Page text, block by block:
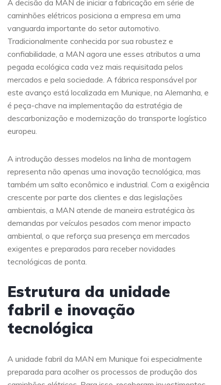
A decisão da MAN de iniciar a fabricação em série de
caminhões elétricos posiciona a empresa em uma
vanguarda importante do setor automotivo.
Tradicionalmente conhecida por sua robustez e
confiabilidade, a MAN agora une esses atributos a uma
pegada ecológica cada vez mais requisitada pelos
mercados e pela sociedade. A fábrica responsável por
este avanço está localizada em Munique, na Alemanha, e
é peça-chave na implementação da estratégia de
descarbonização e modernização do transporte logístico
europeu.
A introdução desses modelos na linha de montagem
representa não apenas uma inovação tecnológica, mas
também um salto econômico e industrial. Com a exigência
crescente por parte dos clientes e das legislações
ambientais, a MAN atende de maneira estratégica às
demandas por veículos pesados com menor impacto
ambiental, o que reforça sua presença em mercados
exigentes e preparados para receber novidades
tecnológicas de ponta.
Estrutura da unidade
fabril e inovação
tecnológica
A unidade fabril da MAN em Munique foi especialmente
preparada para acolher os processos de produção dos